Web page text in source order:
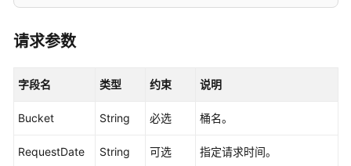
义
量
桶
关
口
请求参数
字段名 类型 约束 说明
Bucket String 必选 桶名。
RequestDate
String
可选 指定请求时间。